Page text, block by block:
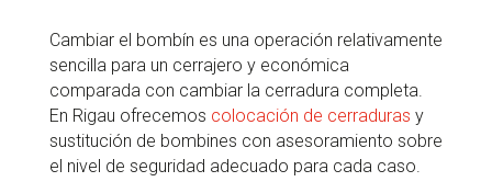
Cambiar el bombín es una operación relativamente
sencilla para un cerrajero y económica
comparada con cambiar la cerradura completa.
En Rigau ofrecemos colocación de cerraduras y
sustitución de bombines con asesoramiento sobre
el nivel de seguridad adecuado para cada caso.